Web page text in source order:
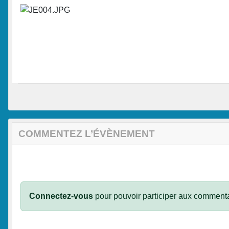
COMMENTEZ L’ÉVÈNEMENT
Connectez-vous pour pouvoir participer aux